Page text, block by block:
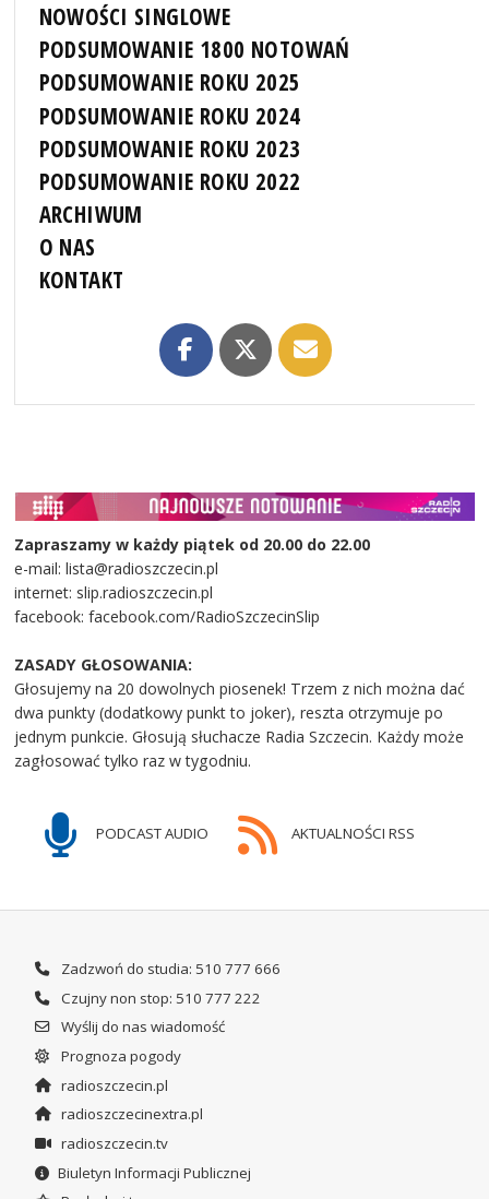
NOWOŚCI SINGLOWE
PODSUMOWANIE 1800 NOTOWAŃ
PODSUMOWANIE ROKU 2025
PODSUMOWANIE ROKU 2024
PODSUMOWANIE ROKU 2023
PODSUMOWANIE ROKU 2022
ARCHIWUM
O NAS
KONTAKT
Zapraszamy w każdy piątek od 20.00 do 22.00
e-mail: lista@radioszczecin.pl
internet: slip.radioszczecin.pl
facebook: facebook.com/RadioSzczecinSlip
ZASADY GŁOSOWANIA:
Głosujemy na 20 dowolnych piosenek! Trzem z nich można dać
dwa punkty (dodatkowy punkt to joker), reszta otrzymuje po
jednym punkcie. Głosują słuchacze Radia Szczecin. Każdy może
zagłosować tylko raz w tygodniu.
PODCAST AUDIO AKTUALNOŚCI RSS
Zadzwoń do studia: 510 777 666
Czujny non stop: 510 777 222
Wyślij do nas wiadomość
Prognoza pogody
radioszczecin.pl
radioszczecinextra.pl
radioszczecin.tv
Biuletyn Informacji Publicznej